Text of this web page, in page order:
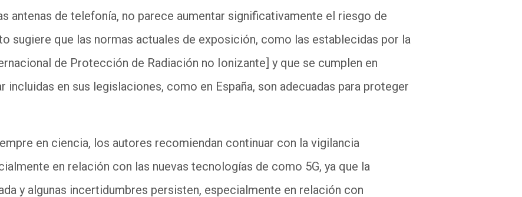
antenas de telefonía, no parece aumentar significativamente el riesgo de
sugiere que las normas actuales de exposición, como las establecidas por la
de Protección de Radiación no Ionizante] y que se cumplen en
incluidas en sus legislaciones, como en España, son adecuadas para proteger
en ciencia, los autores recomiendan continuar con la vigilancia
en relación con las nuevas tecnologías de como 5G, ya que la
y algunas incertidumbres persisten, especialmente en relación con